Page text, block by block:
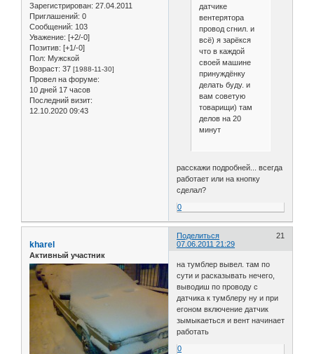
Зарегистрирован: 27.04.2011
Приглашений: 0
Сообщений: 103
Уважение: [+2/-0]
Позитив: [+1/-0]
Пол: Мужской
Возраст: 37 [1988-11-30]
Провел на форуме:
10 дней 17 часов
Последний визит:
12.10.2020 09:43
датчике
вентерятора
провод сгнил. и
всё) я зарёкся
что в каждой
своей машине
принуждёнку
делать буду. и
вам советую
товарищи) там
делов на 20
минут
расскажи подробней... всегда
работает или на кнопку
сделал?
0
Поделиться
21
07.06.2011 21:29
kharel
Активный участник
на тумблер вывел. там по
сути и расказывать нечего,
выводиш по проводу с
датчика к тумблеру ну и при
егоном включение датчик
зымыкаеться и вент начинает
работать
0